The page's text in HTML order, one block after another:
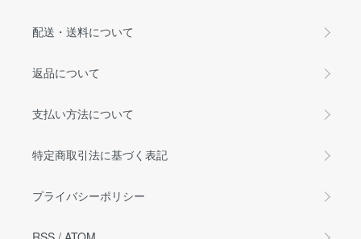
配送・送料について
返品について
支払い方法について
特定商取引法に基づく表記
プライバシーポリシー